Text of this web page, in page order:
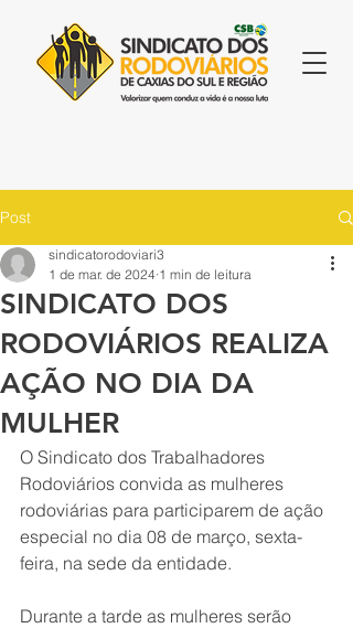
Post
SINDICATO DOS
RODOVIÁRIOS REALIZA
AÇÃO NO DIA DA
MULHER
sindicatorodoviari3
1 de mar. de 2024 1 min de leitura
O Sindicato dos Trabalhadores
Rodoviários convida as mulheres
rodoviárias para participarem de ação
especial no dia 08 de março, sexta-
feira, na sede da entidade.
Durante a tarde as mulheres serão